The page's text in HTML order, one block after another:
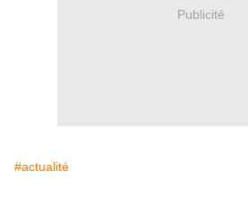
Publicité
#actualité